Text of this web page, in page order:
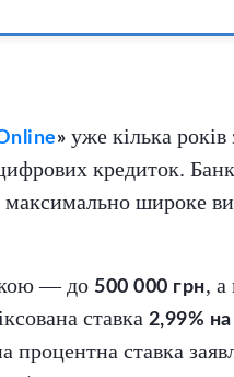
» уже кілька
кредиток.
широке
— до 500 000 грн, а
ставка 2,99%
процентна ставка